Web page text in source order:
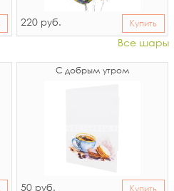
220 руб. Купить
Все шары
С добрым утром
50 руб. Купить